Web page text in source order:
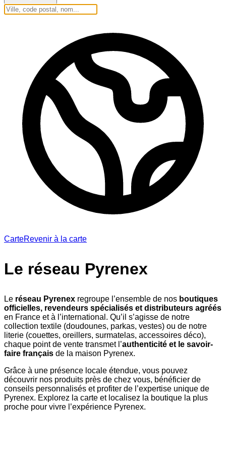
CarteRevenir à la carte
Le réseau Pyrenex
Le réseau Pyrenex regroupe l’ensemble de nos boutiques
officielles, revendeurs spécialisés et distributeurs agréés
en France et à l’international. Qu’il s’agisse de notre
collection textile (doudounes, parkas, vestes) ou de notre
literie (couettes, oreillers, surmatelas, accessoires déco),
chaque point de vente transmet l’authenticité et le savoir-
faire français de la maison Pyrenex.
Grâce à une présence locale étendue, vous pouvez
découvrir nos produits près de chez vous, bénéficier de
conseils personnalisés et profiter de l’expertise unique de
Pyrenex. Explorez la carte et localisez la boutique la plus
proche pour vivre l’expérience Pyrenex.